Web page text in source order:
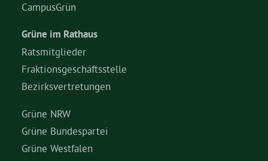
Termine
Kontakt
CampusGrün
Grüne im Rathaus
Ratsmitglieder
Fraktionsgeschäftsstelle
Bezirksvertretungen
Grüne NRW
Grüne Bundespartei
Grüne Westfalen